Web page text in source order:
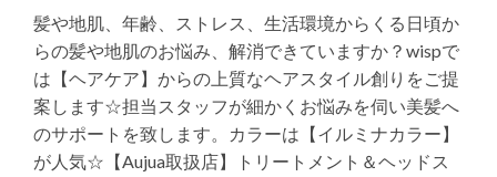
髪や地肌、年齢、ストレス、生活環境からくる日頃か
らの髪や地肌のお悩み、解消できていますか？wispで
は【ヘアケア】からの上質なヘアスタイル創りをご提
案します☆担当スタッフが細かくお悩みを伺い美髪へ
のサポートを致します。カラーは【イルミナカラー】
が人気☆【Aujua取扱店】トリートメント＆ヘッドス